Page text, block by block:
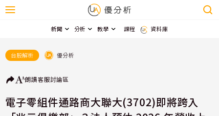
新聞 分析 教學 課程 資料庫
台股解析 優分析
朗讀客服討論區
電子零組件通路商大聯大(3702)即將跨入